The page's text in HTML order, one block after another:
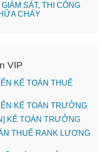
SÁT, THI CÔNG
CHÁY
VIP
KẾ TOÁN THUẾ
KẾ TOÁN TRƯỞNG
KẾ TOÁN TRƯỞNG
THUẾ RANK LƯƠNG